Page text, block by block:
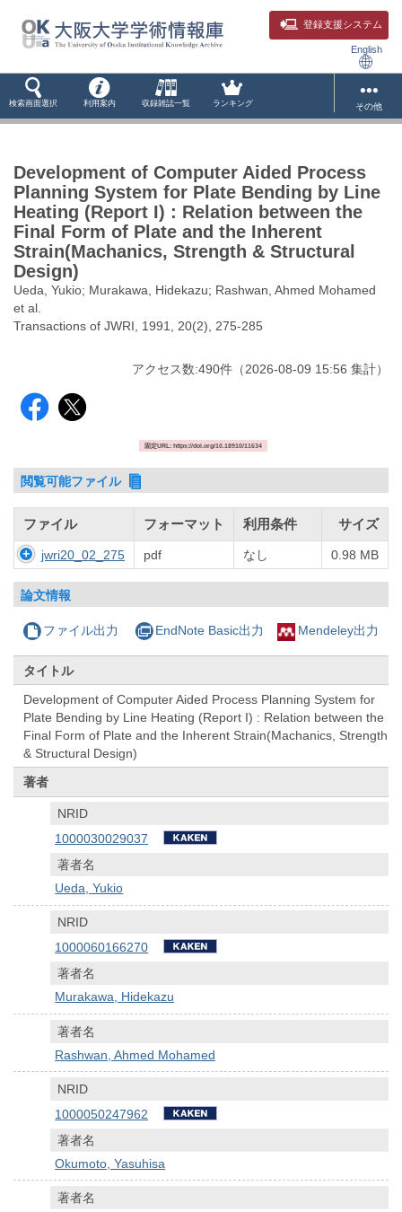
登録支援システム
English
検索画面選択 利用案内 収録雑誌一覧 ランキング その他
Development of Computer Aided Process
Planning System for Plate Bending by Line
Heating (Report I) : Relation between the
Final Form of Plate and the Inherent
Strain(Machanics, Strength & Structural
Design)
Ueda, Yukio; Murakawa, Hidekazu; Rashwan, Ahmed Mohamed
et al.
Transactions of JWRI, 1991, 20(2), 275-285
アクセス数:490件 （2026-08-09 15:56 集計）
固定URL: https://doi.org/10.18910/11634
閲覧可能ファイル
ファイル フォーマット 利用条件 サイズ
jwri20_02_275 pdf なし 0.98 MB
論文情報
ファイル出力 EndNote Basic出力 Mendeley出力
タイトル
Development of Computer Aided Process Planning System for
Plate Bending by Line Heating (Report I) : Relation between the
Final Form of Plate and the Inherent Strain(Machanics, Strength
& Structural Design)
著者
NRID
1000030029037
著者名
Ueda, Yukio
NRID
1000060166270
著者名
Murakawa, Hidekazu
著者名
Rashwan, Ahmed Mohamed
NRID
1000050247962
著者名
Okumoto, Yasuhisa
著者名